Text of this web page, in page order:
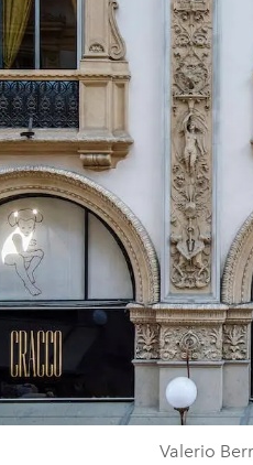
Valerio